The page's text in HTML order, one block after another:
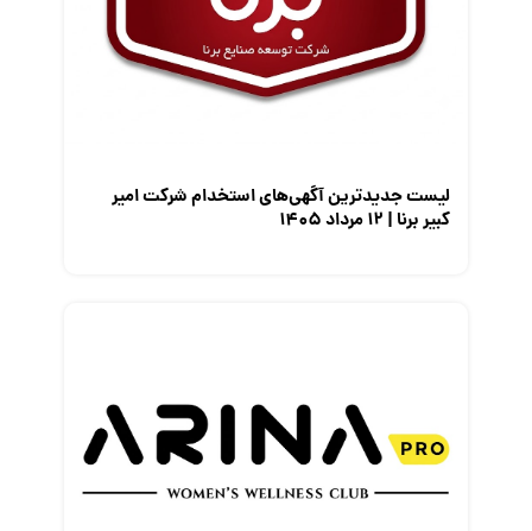
معرفی متخصصان منابع انسانی
لیست جدیدترین آگهی‌های استخدام شرکت امیر
کبیر برنا | ۱۲ مرداد ۱۴۰۵